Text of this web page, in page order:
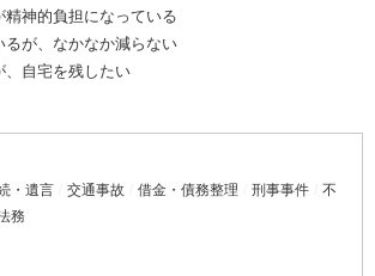
精神的負担になっている
るが、なかなか減らない
、自宅を残したい
・遺言 交通事故 借金・債務整理 刑事事件
不
務